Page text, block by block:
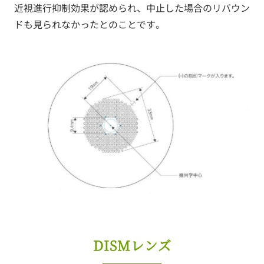
近視進行抑制効果が認められ、中止した場合のリバウン
ドも見られなかったとのことです。
DISMレンズ